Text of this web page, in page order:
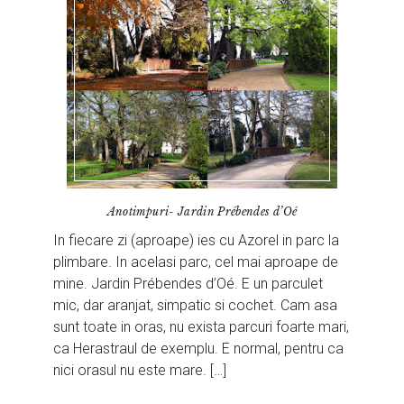
Anotimpuri- Jardin Prébendes d’Oé
In fiecare zi (aproape) ies cu Azorel in parc la
plimbare. In acelasi parc, cel mai aproape de
mine. Jardin Prébendes d’Oé. E un parculet
mic, dar aranjat, simpatic si cochet. Cam asa
sunt toate in oras, nu exista parcuri foarte mari,
ca Herastraul de exemplu. E normal, pentru ca
nici orasul nu este mare. […]